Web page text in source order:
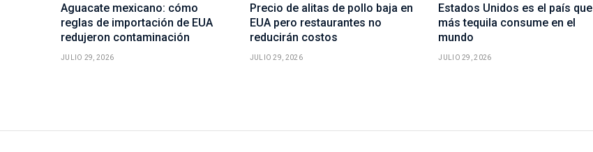
Aguacate mexicano: cómo
reglas de importación de EUA
redujeron contaminación
JULIO 29, 2026
Precio de alitas de pollo baja en
EUA pero restaurantes no
reducirán costos
JULIO 29, 2026
Estados Unidos es el país que
más tequila consume en el
mundo
JULIO 29, 2026